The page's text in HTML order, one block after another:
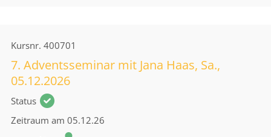
Kursnr. 400701
7. Adventsseminar mit Jana Haas, Sa.,
05.12.2026
Status
Zeitraum am 05.12.26